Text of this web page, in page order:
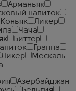
Арманьяк
напиток
Коньяк
Ликер
Чача
Биттер
Граппа
Ликер
Мескаль
Азербайджан